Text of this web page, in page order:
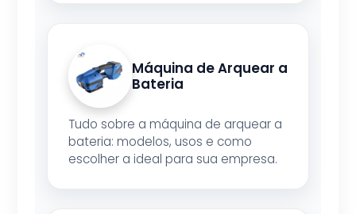
Máquina de Arquear a
Bateria
Tudo sobre a máquina de arquear a
bateria: modelos, usos e como
escolher a ideal para sua empresa.